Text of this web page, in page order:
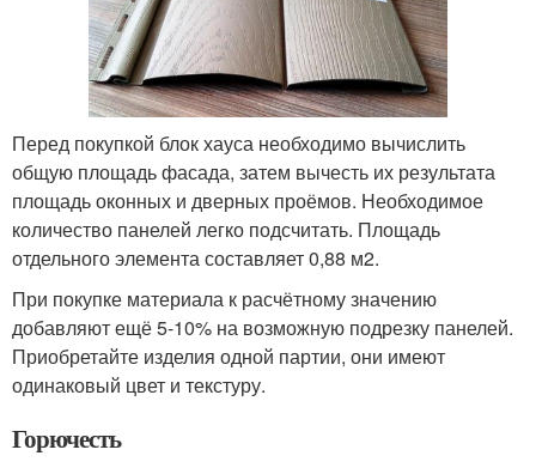
Перед покупкой блок хауса необходимо вычислить
общую площадь фасада, затем вычесть их результата
площадь оконных и дверных проёмов. Необходимое
количество панелей легко подсчитать. Площадь
отдельного элемента составляет 0,88 м2.
При покупке материала к расчётному значению
добавляют ещё 5-10% на возможную подрезку панелей.
Приобретайте изделия одной партии, они имеют
одинаковый цвет и текстуру.
Горючесть